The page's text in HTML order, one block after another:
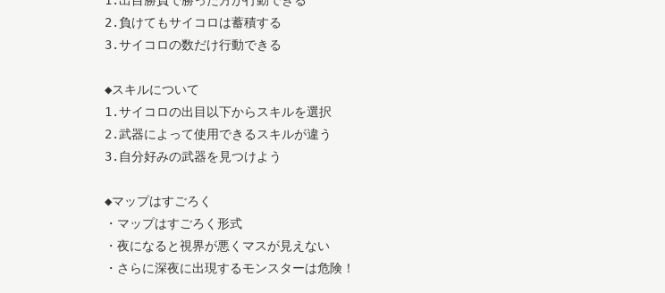
2.負けてもサイコロは蓄積する
3.サイコロの数だけ行動できる
◆スキルについて
1.サイコロの出目以下からスキルを選択
2.武器によって使用できるスキルが違う
3.自分好みの武器を見つけよう
◆マップはすごろく
・マップはすごろく形式
・夜になると視界が悪くマスが見えない
・さらに深夜に出現するモンスターは危険！